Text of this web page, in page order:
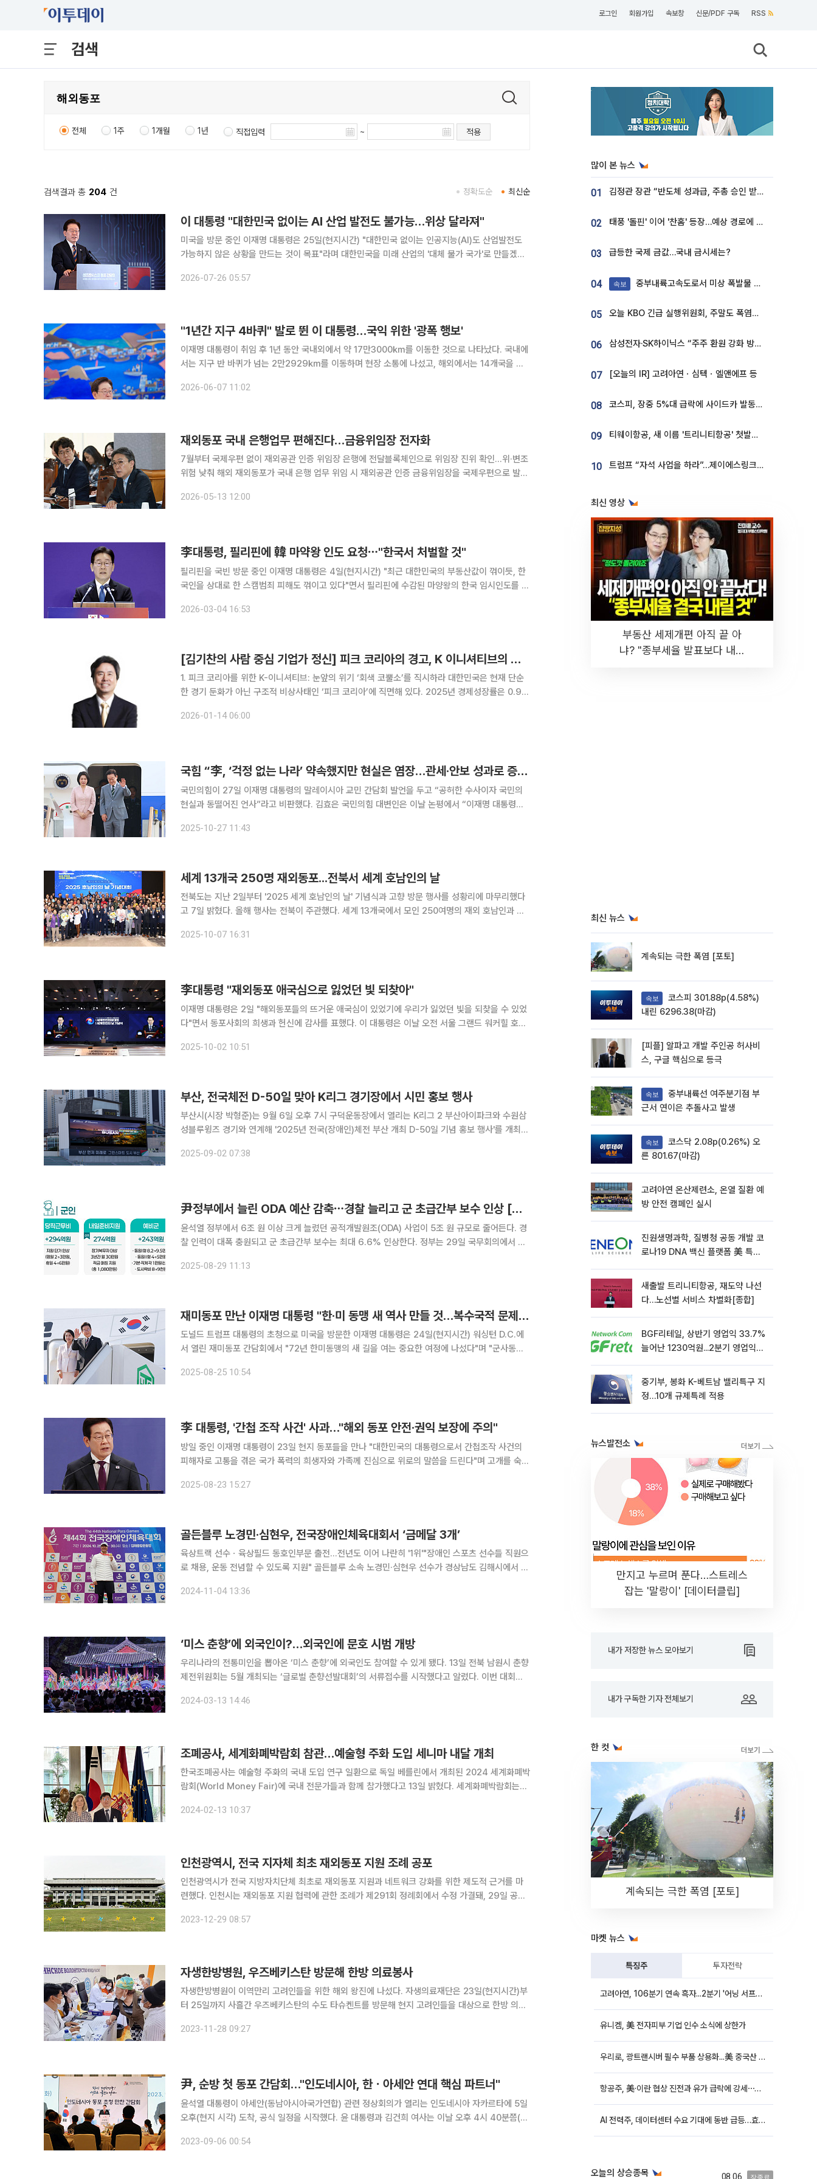
로그인 회원가입 속보창 신문/PDF 구독 RSS
검색
전체 1주 1개월 1년 직접입력 ~ 적용
검색결과 총 204 건 최신순
정확도순
이 대통령 "대한민국 없이는 AI 산업 발전도 불가능…위상 달라져"
미국을 방문 중인 이재명 대통령은 25일(현지시간) "대한민국 없이는 인공지능(AI)도 산업발전도
가능하지 않은 상황을 만드는 것이 목표"라며 대한민국을 미래 산업의 '대체 불가 국가'로 만들겠다
한민국의 나아가야 할 방향을 첨단기술과 인공지능에 집중하기로
2026-07-26 05:57
"1년간 지구 4바퀴" 발로 뛴 이 대통령…국익 위한 '광폭 행보'
이재명 대통령이 취임 후 1년 동안 국내외에서 약 17만3000㎞를 이동한 것으로 나타났다. 국내에
서는 지구 반 바퀴가 넘는 2만2929㎞를 이동하며 현장 소통에 나섰고, 해외에서는 14개국을 순
출범 1주년을 맞아 이 대통령의 국내외 활동을 집계한 결과를
2026-06-07 11:02
재외동포 국내 은행업무 편해진다…금융위임장 전자화
7월부터 국제우편 없이 재외공관 인증 위임장 은행에 전달블록체인으로 위임장 진위 확인…위·변조
위험 낮춰 해외 재외동포가 국내 은행 업무 위임 시 재외공관 인증 금융위임장을 국제우편으로 발송
2026-05-13 12:00
李대통령, 필리핀에 韓 마약왕 인도 요청⋯"한국서 처벌할 것"
필리핀을 국빈 방문 중인 이재명 대통령은 4일(현지시간) "최근 대한민국의 부동산값이 꺾이듯, 한
국인을 상대로 한 스캠범죄 피해도 꺾이고 있다"면서 필리핀에 수감된 마양왕의 한국 임시인도를 요
람을 건드리면 패가망신을 할 것이라고 공언했는데, 앞으로도 (범죄조
2026-03-04 16:53
[김기찬의 사람 중심 기업가 정신] 피크 코리아의 경고, K 이니셔티브의 해법
1. 피크 코리아를 위한 K-이니셔티브: 눈앞의 위기 ‘회색 코뿔소’를 직시하라 대한민국은 현재 단순
한 경기 둔화가 아닌 구조적 비상사태인 ‘피크 코리아’에 직면해 있다. 2025년 경제성장률은 0.9%
인 폐업 자영업자 수는 사상 처음으로 100만 명을 넘
2026-01-14 06:00
국힘 “李, ‘걱정 없는 나라’ 약속했지만 현실은 염장…관세·안보 성과로 증명하라”
국민의힘이 27일 이재명 대통령의 말레이시아 교민 간담회 발언을 두고 “공허한 수사이자 국민의
현실과 동떨어진 언사”라고 비판했다. 김효은 국민의힘 대변인은 이날 논평에서 “이재명 대통령이
교·안보·경제 현실을 감안하면 책임 회피성 구호에 불과하다”며 “장
2025-10-27 11:43
세계 13개국 250명 재외동포...전북서 세계 호남인의 날
전북도는 지난 2일부터 '2025 세계 호남인의 날' 기념식과 고향 방문 행사를 성황리에 마무리했다
고 7일 밝혔다. 올해 행사는 전북이 주관했다. 세계 13개국에서 모인 250여명의 재외 호남인과 전
다. 첫날인 2일 참가자들은 국립새만금간척박물관과 부
2025-10-07 16:31
李대통령 "재외동포 애국심으로 잃었던 빛 되찾아"
이재명 대통령은 2일 "해외동포들의 뜨거운 애국심이 있었기에 우리가 잃었던 빛을 되찾을 수 있었
다"면서 동포사회의 희생과 헌신에 감사를 표했다. 이 대통령은 이날 오전 서울 그랜드 워커힐 호텔
5000만 국민과 700만 재외동포가 함께 하자"면서 이같이 밝혔다
2025-10-02 10:51
부산, 전국체전 D-50일 맞아 K리그 경기장에서 시민 홍보 행사
부산시(시장 박형준)는 9월 6일 오후 7시 구덕운동장에서 열리는 K리그 2 부산아이파크와 수원삼
성블루윙즈 경기와 연계해 '2025년 전국(장애인)체전 부산 개최 D-50일 기념 홍보 행사'를 개최한
사는 시민과 프로스포츠 팬이 함께 참여할 수 있는 다양한
2025-09-02 07:38
尹정부에서 늘린 ODA 예산 감축⋯경찰 늘리고 군 초급간부 보수 인상 [李정부 첫 예산안]
윤석열 정부에서 6조 원 이상 크게 늘렸던 공적개발원조(ODA) 사업이 5조 원 규모로 줄어든다. 경
찰 인력이 대폭 충원되고 군 초급간부 보수는 최대 6.6% 인상한다. 정부는 29일 국무회의에서 이
의 외교·안보 분야를 보면 올해 25조 원에서 내년
2025-08-29 11:13
재미동포 만난 이재명 대통령 "한·미 동맹 새 역사 만들 것…복수국적 문제도 노력"
도널드 트럼프 대통령의 초청으로 미국을 방문한 이재명 대통령은 24일(현지시간) 워싱턴 D.C.에
서 열린 재미동포 간담회에서 "72년 한미동맹의 새 길을 여는 중요한 여정에 나섰다"며 "군사동맹
대통령은 이날 방미 첫 일정으로 워싱턴D.C.에 있는 한 호텔에서
2025-08-25 10:54
李 대통령, '간첩 조작 사건' 사과…"해외 동포 안전·권익 보장에 주의"
방일 중인 이재명 대통령이 23일 현지 동포들을 만나 "대한민국의 대통령으로서 간첩조작 사건의
피해자로 고통을 겪은 국가 폭력의 희생자와 가족께 진심으로 위로의 말씀을 드린다"며 고개를 숙였
포와 유학생들을 불법 연행해 고문과 협박으로 허위 자백을 받아내 간
2025-08-23 15:27
골든블루 노경민·심현우, 전국장애인체육대회서 ‘금메달 3개’
육상트랙 선수ㆍ육상필드 동호인부문 출전…전년도 이어 나란히 '1위'"장애인 스포츠 선수들 직원으
로 채용, 운동 전념할 수 있도록 지원" 골든블루 소속 노경민·심현우 선수가 경상남도 김해시에서 열
까지 경남 37개 경기장에서 진행된 이번 대회에는 전국 1
2024-11-04 13:36
‘미스 춘향’에 외국인이?…외국인에 문호 시범 개방
우리나라의 전통미인을 뽑아온 ‘미스 춘향’에 외국인도 참여할 수 있게 됐다. 13일 전북 남원시 춘향
제전위원회는 5월 개최되는 ‘글로벌 춘향선발대회’의 서류접수를 시작했다고 알렸다. 이번 대회는
면 누구나 지원할 수 있다. 지금까지는 내국인과 해외동
2024-03-13 14:46
조폐공사, 세계화폐박람회 참관…예술형 주화 도입 세니마 내달 개최
한국조폐공사는 예술형 주화의 국내 도입 연구 일환으로 독일 베를린에서 개최된 2024 세계화폐박
람회(World Money Fair)에 국내 전문가들과 함께 참가했다고 13일 밝혔다. 세계화폐박람회는
비, 금융 및 유통사 등 전 세계 45개국, 300여개
2024-02-13 10:37
인천광역시, 전국 지자체 최초 재외동포 지원 조례 공포
인천광역시가 전국 지방자치단체 최초로 재외동포 지원과 네트워크 강화를 위한 제도적 근거를 마
련했다. 인천시는 재외동포 지원 협력에 관한 조례가 제291회 정례회에서 수정 가결돼, 29일 공포·
을 제도적으로 뒷받침하고, 재외동포와의 네트워크를 더욱 강화하고 체
2023-12-29 08:57
자생한방병원, 우즈베키스탄 방문해 한방 의료봉사
자생한방병원이 이역만리 고려인들을 위한 해외 왕진에 나섰다. 자생의료재단은 23일(현지시간)부
터 25일까지 사흘간 우즈베키스탄의 수도 타슈켄트를 방문해 현지 고려인들을 대상으로 한방 의료
회공헌위원장(잠실자생한방병원장)를 비롯한 의료진과 임직원 등 13명은 타슈
2023-11-28 09:27
尹, 순방 첫 동포 간담회…"인도네시아, 한ㆍ아세안 연대 핵심 파트너"
윤석열 대통령이 아세안(동남아시아국가연합) 관련 정상회의가 열리는 인도네시아 자카르타에 5일
오후(현지 시각) 도착, 공식 일정을 시작했다. 윤 대통령과 김건희 여사는 이날 오후 4시 40분쯤(현
르타에 방문한 윤 대통령은 첫 일정으로 시내 한 호텔에서 동포
2023-09-06 00:54
많이 본 뉴스
01 김정관 장관 “반도체 성과급, 주총 승인 받도록”…상법·자본시장법 개정 시사
02 태풍 '돌핀' 이어 '찬홈' 등장…예상 경로에 한국 '한숨'
03 급등한 국제 금값…국내 금시세는?
04 속보 중부내륙고속도로서 미상 폭발물 발견
05 오늘 KBO 긴급 실행위원회, 주말도 폭염취소 될까
06 삼성전자·SK하이닉스 “주주 환원 강화 방안 마련”
07 [오늘의 IR] 고려아연ㆍ심텍ㆍ엘앤에프 등
08 코스피, 장중 5%대 급락에 사이드카 발동…삼성·SK 동반 폭락
09 티웨이항공, 새 이름 '트리니티항공' 첫발…SSC 전략 본격화
10 트럼프 “자석 사업을 하라”…제이에스링크, 비중국 영구자석 공급망 구축 속도
최신 영상
부동산 세제개편 아직 끝 아
냐? "종부세율 발표보다 내릴
최신 뉴스
계속되는 극한 폭염 [포토]
속보
내린 6296.38(마감)
[피플] 알파고 개발 주인공 허사비
스, 구글 핵심으로 등극
속보
근서 연이은 추돌사고 발생
속보
른 801.67(마감)
고려아연 온산제련소, 온열 질환 예
방 안전 캠페인 실시
진원생명과학, 질병청 공동 개발 코
로나19 DNA 백신 플랫폼 美 특허
새출발 트리니티항공, 재도약 나선
다…노선별 서비스 차별화[종합]
BGF리테일, 상반기 영업익 33.7%
늘어난 1230억원...2분기 영업익
중기부, 봉화 K-베트남 밸리특구 지
정…10개 규제특례 적용
뉴스발전소
만지고 누르며 푼다…스트레스
잡는 '말랑이' [데이터클립]
내가 저장한 뉴스 모아보기
내가 구독한 기자 전체보기
한 컷
계속되는 극한 폭염 [포토]
마켓 뉴스
특징주 투자전략
고려아연, 106분기 연속 흑자...2분기 '어닝 서프라이즈'에 장 초반 12%대 강세
유니켐, 美 전자피부 기업 인수 소식에 상한가
우리로, 광트랜시버 필수 부품 상용화...美 중국산 퇴출 추진에 상승세
항공주, 美·이란 협상 진전과 유가 급락에 강세⋯한진칼 8%↑
AI 전력주, 데이터센터 수요 기대에 동반 급등…효성중공업 10%↑
오늘의 상승종목 08.06 장종료